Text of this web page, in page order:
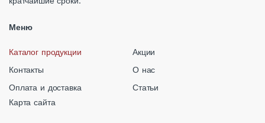
Меню
Каталог продукции
Акции
Контакты
О нас
Оплата и доставка
Статьи
Карта сайта